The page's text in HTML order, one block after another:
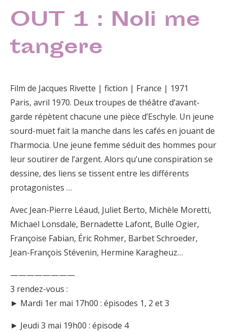
OUT 1 : Noli me
tangere
Film de Jacques Rivette | fiction | France | 1971
Paris, avril 1970. Deux troupes de théâtre d’avant-
garde répètent chacune une pièce d’Eschyle. Un jeune
sourd-muet fait la manche dans les cafés en jouant de
l’harmocia. Une jeune femme séduit des hommes pour
leur soutirer de l’argent. Alors qu’une conspiration se
dessine, des liens se tissent entre les différents
protagonistes …
Avec Jean-Pierre Léaud, Juliet Berto, Michèle Moretti,
Michael Lonsdale, Bernadette Lafont, Bulle Ogier,
Françoise Fabian, Éric Rohmer, Barbet Schroeder,
Jean-François Stévenin, Hermine Karagheuz…
————————
3 rendez-vous :
► Mardi 1er mai 17h00 : épisodes 1, 2 et 3
► Jeudi 3 mai 19h00 : épisode 4